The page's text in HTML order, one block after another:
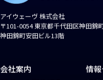
アイウェーヴ 株式会社
〒101-0054 東京都千代田区神田錦
神田錦町安田ビル13階
会社案内
情